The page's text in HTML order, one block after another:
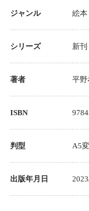
ジャンル 絵本
シリーズ 新刊
著者 平
ISBN
判型 A5
出版年月日